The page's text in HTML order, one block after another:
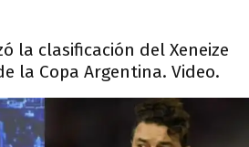
la clasificación del Xeneize
la Copa Argentina. Video.